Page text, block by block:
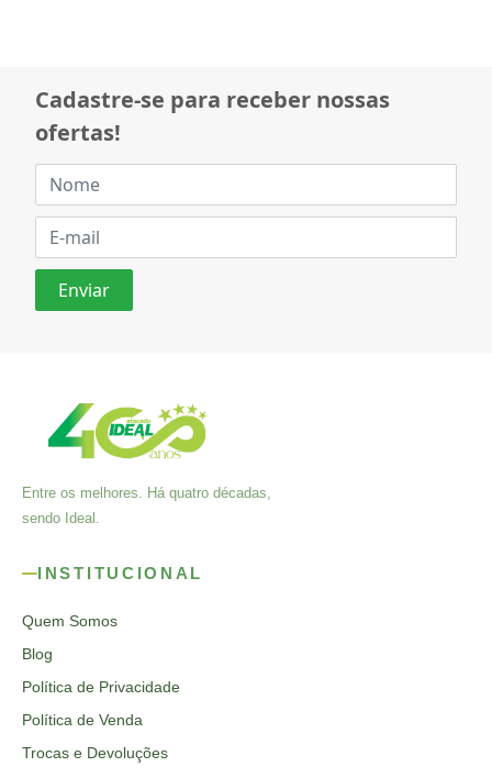
Cadastre-se para receber nossas
ofertas!
Entre os melhores. Há quatro décadas,
sendo Ideal.
INSTITUCIONAL
Quem Somos
Blog
Política de Privacidade
Política de Venda
Trocas e Devoluções